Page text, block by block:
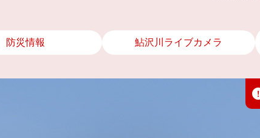
防災情報 鮎沢川ライブカメラ